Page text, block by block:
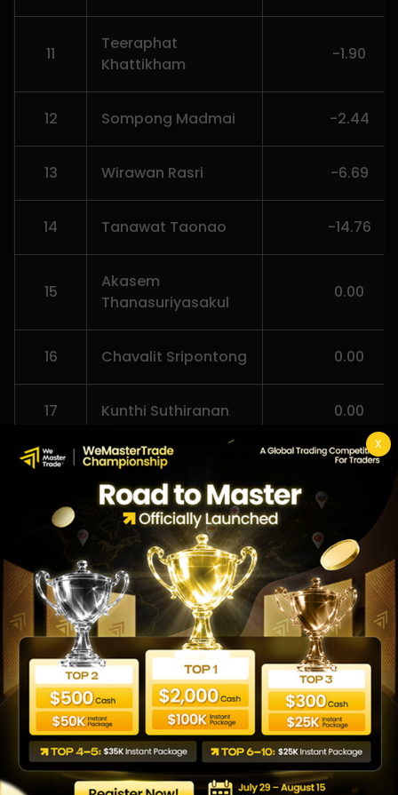
X
11
Teeraphat
Khattikham
-1.90
12 Sompong Madmai -2.44
13 Wirawan Rasri -6.69
14 Tanawat Taonao -14.76
15
Akasem
Thanasuriyasakul
0.00
16 Chavalit Sripontong 0.00
17 Kunthi Suthiranan 0.00
18 Monsith Chanwat 0.00
19 Nuttapol Chuyoung
20 Surapong Buakao 0.00
วิธีเข้าร่วมการแข่งขัน
นี่คือโอกาสของคุณในการแสดงทักษะการเทรด
สมัครเลยวันนี้และเตรียมพร้อมแข่งขันบน
Leaderboard ของ Gold Trading Week
กรอกแบบฟอร์มลงทะเบียนเพื่อ
สำรองสิทธิ์เข้าร่วม